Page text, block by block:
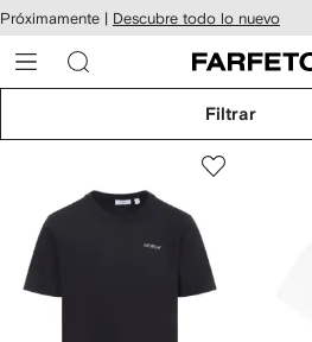
al
Próximamente | Descubre todo lo nuevo
Filtrar